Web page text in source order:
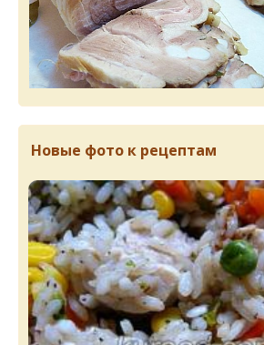
Новые фото к рецептам